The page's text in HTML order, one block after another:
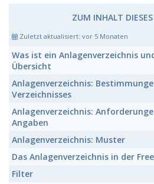
ZUM INHALT
Zuletzt aktualisiert: vor 5 Monaten
Was ist ein Anlagenverzeichnis
Übersicht
Anlagenverzeichnis:
Verzeichnisses
Anlagenverzeichnis:
Angaben
Anlagenverzeichnis: Muster
Das Anlagenverzeichnis in der
Filter